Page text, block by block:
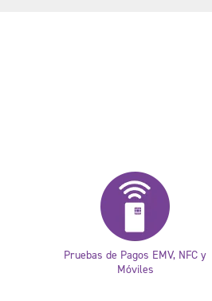
Pruebas de Pagos EMV, NFC y
Móviles